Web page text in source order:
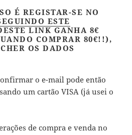
É REGISTAR-SE NO
ESTE
LINK GANHA 8€
COMPRAR 80€!!),
OS DADOS
o e-mail pode então
um cartão VISA (já usei o
de compra e venda no